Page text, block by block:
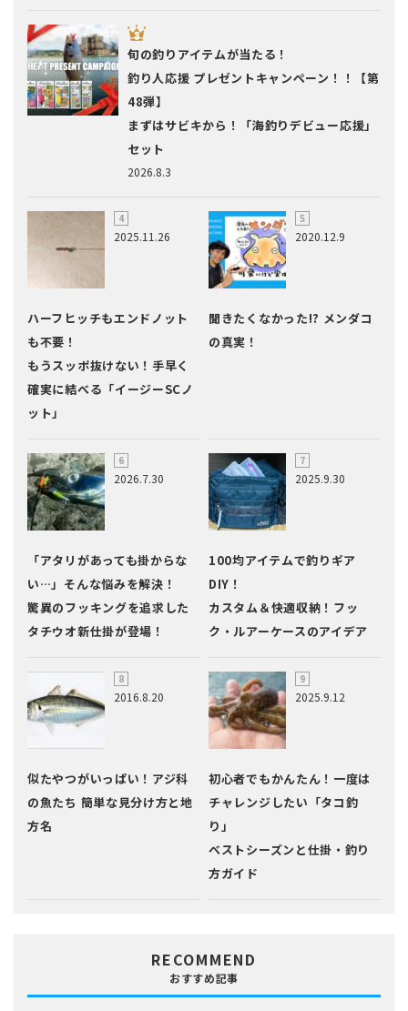
2026.8.3
旬の釣りアイテムが当たる！
釣り人応援 プレゼントキャンペーン！！【第
48弾】
まずはサビキから！「海釣りデビュー応援」
セット
2025.11.26
ハーフヒッチもエンドノット
も不要！
もうスッポ抜けない！手早く
確実に結べる「イージーSCノ
ット」
2020.12.9
聞きたくなかった!? メンダコ
の真実！
2026.7.30
「アタリがあっても掛からな
い…」そんな悩みを解決！
驚異のフッキングを追求した
タチウオ新仕掛が登場！
2025.9.30
100均アイテムで釣りギア
DIY！
カスタム＆快適収納！フッ
ク・ルアーケースのアイデア
2016.8.20
似たやつがいっぱい！アジ科
の魚たち 簡単な見分け方と地
方名
2025.9.12
初心者でもかんたん！一度は
チャレンジしたい「タコ釣
り」
ベストシーズンと仕掛・釣り
方ガイド
RECOMMEND
おすすめ記事